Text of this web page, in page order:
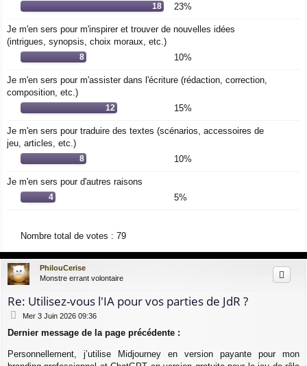
18 23%
Je m'en sers pour m'inspirer et trouver de nouvelles idées
(intrigues, synopsis, choix moraux, etc.)
8 10%
Je m'en sers pour m'assister dans l'écriture (rédaction, correction,
composition, etc.)
12 15%
Je m'en sers pour traduire des textes (scénarios, accessoires de
jeu, articles, etc.)
8 10%
Je m'en sers pour d'autres raisons
4 5%
Nombre total de votes : 79
PhilouCerise
Monstre errant volontaire
Re: Utilisez-vous l'IA pour vos parties de JdR ?
M
s
a
Mer 3 Juin 2026 09:36
Dernier message de la page précédente :
Personnellement, j’utilise Midjourney en version payante pour mon